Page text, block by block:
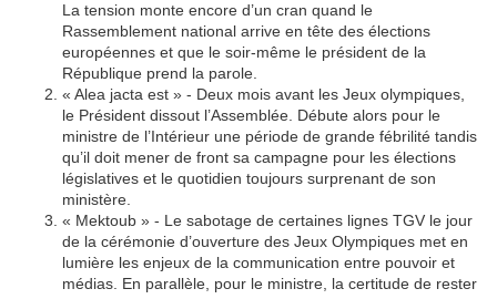
La tension monte encore d’un cran quand le
Rassemblement national arrive en tête des élections
européennes et que le soir-même le président de la
République prend la parole.
« Alea jacta est » - Deux mois avant les Jeux olympiques,
le Président dissout l’Assemblée. Débute alors pour le
ministre de l’Intérieur une période de grande fébrilité tandis
qu’il doit mener de front sa campagne pour les élections
législatives et le quotidien toujours surprenant de son
ministère.
« Mektoub » - Le sabotage de certaines lignes TGV le jour
de la cérémonie d’ouverture des Jeux Olympiques met en
lumière les enjeux de la communication entre pouvoir et
médias. En parallèle, pour le ministre, la certitude de rester